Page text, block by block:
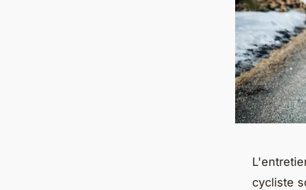
cycliste